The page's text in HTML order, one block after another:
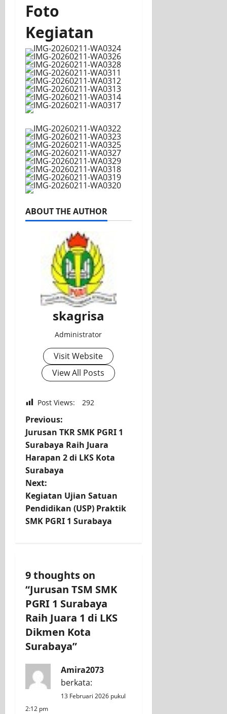
Foto
Kegiatan
ABOUT THE AUTHOR
skagrisa
Administrator
Visit Website
View All Posts
Post Views: 292
P
o
s
t
n
a
i
g
a
t
i
o
n
Previous:
Jurusan TKR SMK PGRI 1
Surabaya Raih Juara
Harapan 2 di LKS Kota
Surabaya
Next:
Kegiatan Ujian Satuan
Pendidikan (USP) Praktik
SMK PGRI 1 Surabaya
9 thoughts on
“Jurusan TSM SMK
PGRI 1 Surabaya
Raih Juara 1 di LKS
Dikmen Kota
Surabaya”
Amira2073
berkata:
13 Februari 2026 pukul
2:12 pm